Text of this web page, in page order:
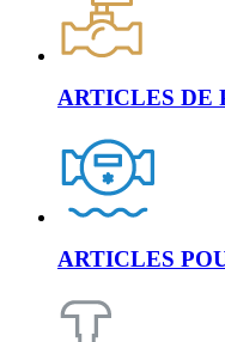
ARTICLES DE
ARTICLES